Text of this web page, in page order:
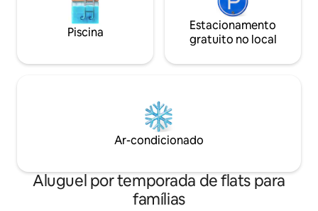
Piscina
Estacionamento
gratuito no local
Ar-condicionado
Aluguel por temporada de flats para
famílias